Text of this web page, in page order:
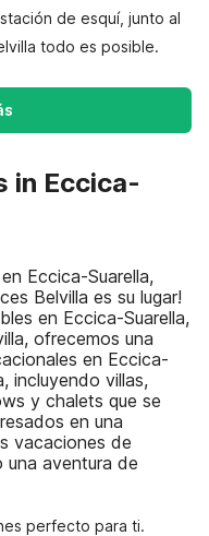
de esquí, junto al
todo es posible.
in Eccica-
Eccica-Suarella,
Belvilla es su lugar!
en Eccica-Suarella,
ofrecemos una
en Eccica-
incluyendo villas,
y chalets que se
en una
vacaciones de
aventura de
perfecto para ti.